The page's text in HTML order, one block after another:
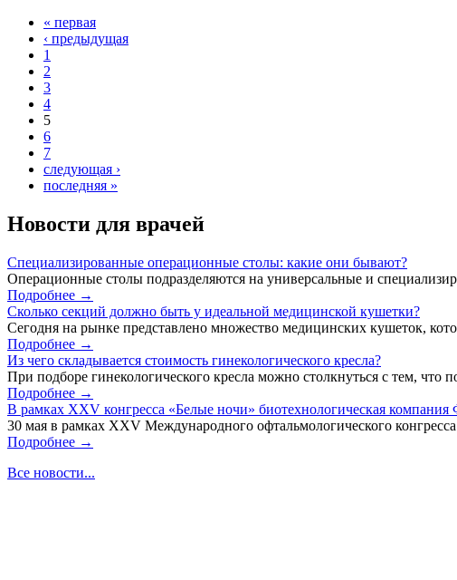
« первая
‹ предыдущая
1
2
3
4
5
6
7
следующая ›
последняя »
Новости для врачей
Специализированные операционные столы: какие они бывают?
Операционные столы подразделяются на универсальные и
Подробнее →
Сколько секций должно быть у идеальной медицинской кушетки?
Сегодня на рынке представлено множество медицинских кушеток,
Подробнее →
Из чего складывается стоимость гинекологического кресла?
При подборе гинекологического кресла можно столкнуться с тем, что
Подробнее →
В рамках XXV конгресса «Белые ночи» биотехнологическая
30 мая в рамках XXV Международного офтальмологического
Подробнее →
Все новости...